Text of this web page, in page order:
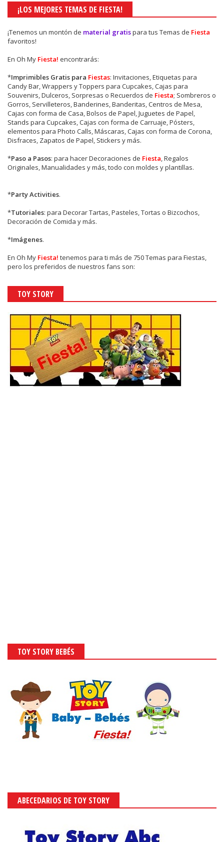
¡LOS MEJORES TEMAS DE FIESTA!
¡Tenemos un montón de material gratispara tus Temas de Fiesta
favoritos!
En Oh My Fiesta! encontrarás:
*Imprimibles Gratis para Fiestas: Invitaciones, Etiquetas para
Candy Bar, Wrappers y Toppers para Cupcakes, Cajas para
Souvenirs, Dulceros, Sorpresas o Recuerdos de Fiesta; Sombreros o
Gorros, Servilleteros, Banderines, Banderitas, Centros de Mesa,
Cajas con forma de Casa, Bolsos de Papel, Juguetes de Papel,
Stands para Cupcakes, Cajas con forma de Carruaje, Pósters,
elementos para Photo Calls, Máscaras, Cajas con forma de Corona,
Disfraces, Zapatos de Papel, Stickers y más.
*Paso a Pasos: para hacer Decoraciones de Fiesta, Regalos
Originales, Manualidades y más, todo con moldes y plantillas.
*Party Activities.
*Tutoriales: para Decorar Tartas, Pasteles, Tortas o Bizcochos,
Decoración de Comida y más.
*Imágenes.
En Oh My Fiesta! tenemos para ti más de 750 Temas para Fiestas,
pero los preferidos de nuestros fans son:
TOY STORY
TOY STORY BEBÉS
ABECEDARIOS DE TOY STORY